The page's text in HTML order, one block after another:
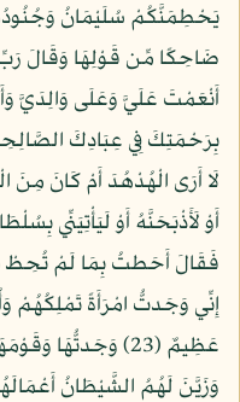
ضَاحِكًا مِّن قَوْلِهَا وَقَالَ
أَنْعَمْتَ عَلَيَّ وَعَلَى وَالِدَيَّ
إِنِّي وَجَدتُّ امْرَأَةً
عَظِيمٌ (23)
وَزَيَّنَ لَهُمُ الشَّيْطَانُ